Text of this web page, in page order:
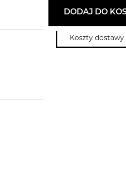
DODAJ DO
Koszty dostawy